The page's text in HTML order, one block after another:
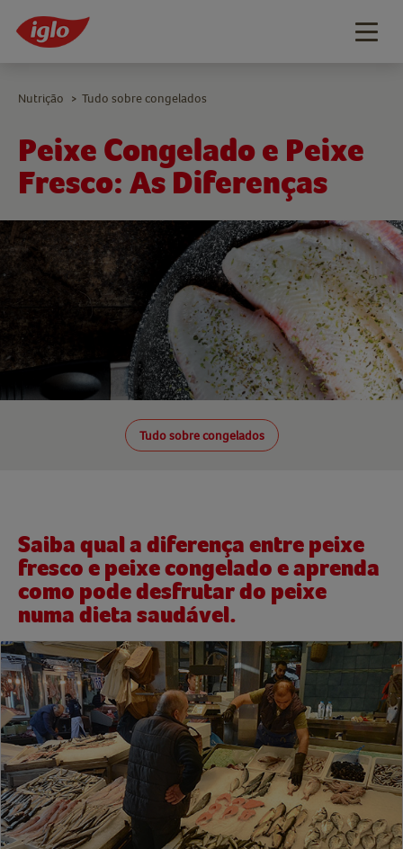
Peixe Congelado e Peixe
Fresco: As Diferenças
Tudo sobre congelados
Nutrição > Tudo sobre congelados
Saiba qual a diferença entre peixe
fresco e peixe congelado e aprenda
como pode desfrutar do peixe
numa dieta saudável.